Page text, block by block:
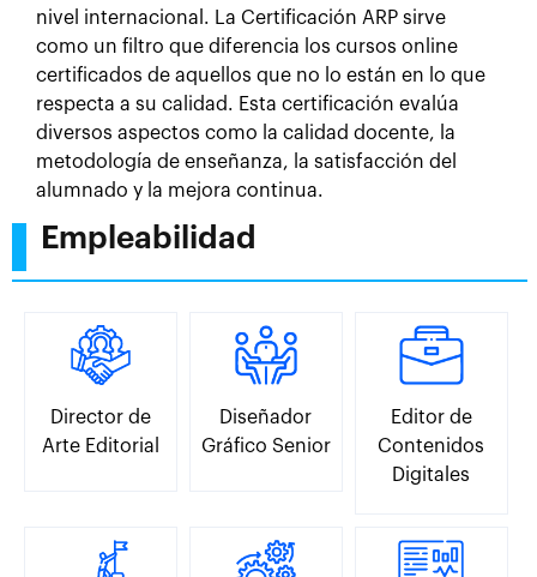
nivel internacional. La Certificación ARP sirve
como un filtro que diferencia los cursos online
certificados de aquellos que no lo están en lo que
respecta a su calidad. Esta certificación evalúa
diversos aspectos como la calidad docente, la
metodología de enseñanza, la satisfacción del
alumnado y la mejora continua.
Empleabilidad
Director de
Arte Editorial
Diseñador
Gráfico Senior
Editor de
Contenidos
Digitales